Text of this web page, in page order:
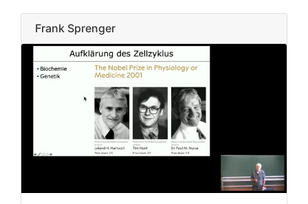
Frank Sprenger